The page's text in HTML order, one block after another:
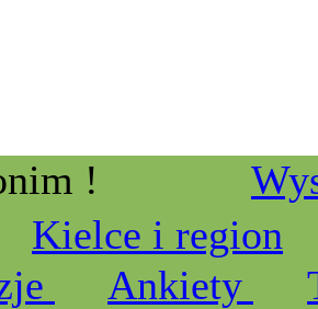
!
Kielce i region
Ankiety